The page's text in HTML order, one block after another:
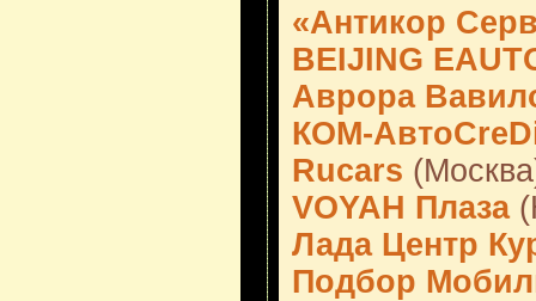
«Антикор
BEIJING
Аврора
КОМ-
Rucars
VOYAH Плаза
Лада Центр
Подбор